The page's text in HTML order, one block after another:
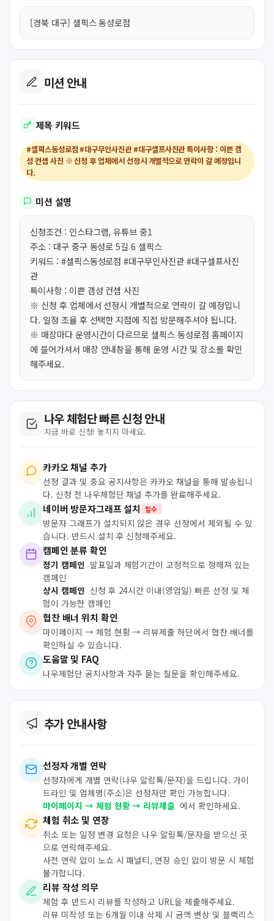
[경북 대구] 셀픽스 동성로점
미션 안내
제목 키워드
#셀픽스동성로점 #대구무인사진관 #대구셀프사진관 특이사항 : 이쁜 갬
성 컨셉 사진 ※ 신청 후 업체에서 선정시 개별적으로 연락이 갈 예정입니
다.
미션 설명
신청조건 : 인스타그램, 유튜브 중1
주소 : 대구 중구 동성로 5길 6 셀픽스
키워드 : #셀픽스동성로점 #대구무인사진관 #대구셀프사진
관
특이사항 : 이쁜 갬성 컨셉 사진
※ 신청 후 업체에서 선정시 개별적으로 연락이 갈 예정입니
다. 일정 조율 후 선택한 지점에 직접 방문해주셔야 됩니다.
※ 매장마다 운영시간이 다르므로 셀픽스 동성로점 홈페이지
에 들어가셔서 매장 안내창을 통해 운영 시간 및 장소를 확인
해주세요.
나우 체험단 빠른 신청 안내
지금 바로 신청! 놓치지 마세요.
카카오 채널 추가
선정 결과 및 중요 공지사항은 카카오 채널을 통해 발송됩니
다. 신청 전 나우체험단 채널 추가를 완료해주세요.
네이버 방문자그래프 설치 필수
방문자 그래프가 설치되지 않은 경우 선정에서 제외될 수 있
습니다. 반드시 설치 후 신청해주세요.
캠페인 분류 확인
정기 캠페인 발표일과 체험기간이 고정적으로 정해져 있는
캠페인
상시 캠페인 신청 후 24시간 이내(영업일) 빠른 선정 및 체
험이 가능한 캠페인
협찬 배너 위치 확인
마이페이지 → 체험 현황 → 리뷰제출 하단에서 협찬 배너를
확인하실 수 있습니다.
도움말 및 FAQ
나우체험단 공지사항과 자주 묻는 질문을 확인해주세요.
추가 안내사항
선정자 개별 연락
선정자에게 개별 연락(나우 알림톡/문자)을 드립니다. 가이
드라인 및 업체명(주소)은 선정자만 확인 가능합니다.
마이페이지 → 체험 현황 → 리뷰제출 에서 확인하세요.
체험 취소 및 연장
취소 또는 일정 변경 요청은 나우 알림톡/문자을 받으신 곳
으로 연락해주세요.
사전 연락 없이 노쇼 시 패널티, 연장 승인 없이 방문 시 체험
불가합니다.
리뷰 작성 의무
체험 후 반드시 리뷰를 작성하고 URL을 제출해주세요.
리뷰 미작성 또는 6개월 이내 삭제 시 금액 변상 및 블랙리스